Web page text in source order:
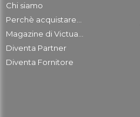
Chi siamo
Perchè acquistare...
Magazine di Victua...
Diventa Partner
Diventa Fornitore